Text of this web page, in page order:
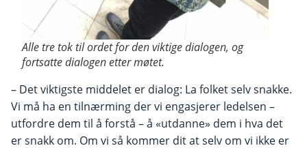
Alle tre tok til ordet for den viktige dialogen, og
fortsatte dialogen etter møtet.
– Det viktigste middelet er dialog: La folket selv snakke.
Vi må ha en tilnærming der vi engasjerer ledelsen –
utfordre dem til å forstå – å «utdanne» dem i hva det
er snakk om. Om vi så kommer dit at selv om vi ikke er